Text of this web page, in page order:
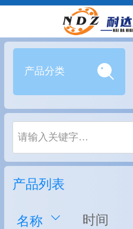
产品分类
请输入关键字…
产品列表
名称 时间